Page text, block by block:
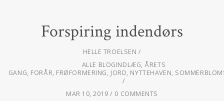
Forspiring indendørs
HELLE TROELSEN
ALLE BLOGINDLÆG,ÅRETS
GANG, FORÅR, FRØFORMERING, JORD, NYTTEHAVEN,
MAR 10, 2019 0 COMMENTS